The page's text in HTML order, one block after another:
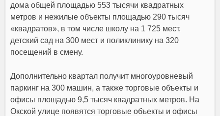
дома общей площадью 553 тысячи квадратных
метров и нежилые объекты площадью 290 тысяч
«квадратов», в том числе школу на 1 725 мест,
детский сад на 300 мест и поликлинику на 320
посещений в смену.
Дополнительно квартал получит многоуровневый
паркинг на 300 машин, а также торговые объекты и
офисы площадью 9,5 тысяч квадратных метров. На
Окской улице появятся торговые объекты и офисы